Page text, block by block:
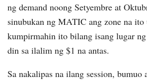
ng demand noong Setyembre at
sinubukan ng MATIC ang zone na ito
kumpirmahin ito bilang isang lugar
din sa ilalim ng $1 na antas.
Sa nakalipas na ilang session,